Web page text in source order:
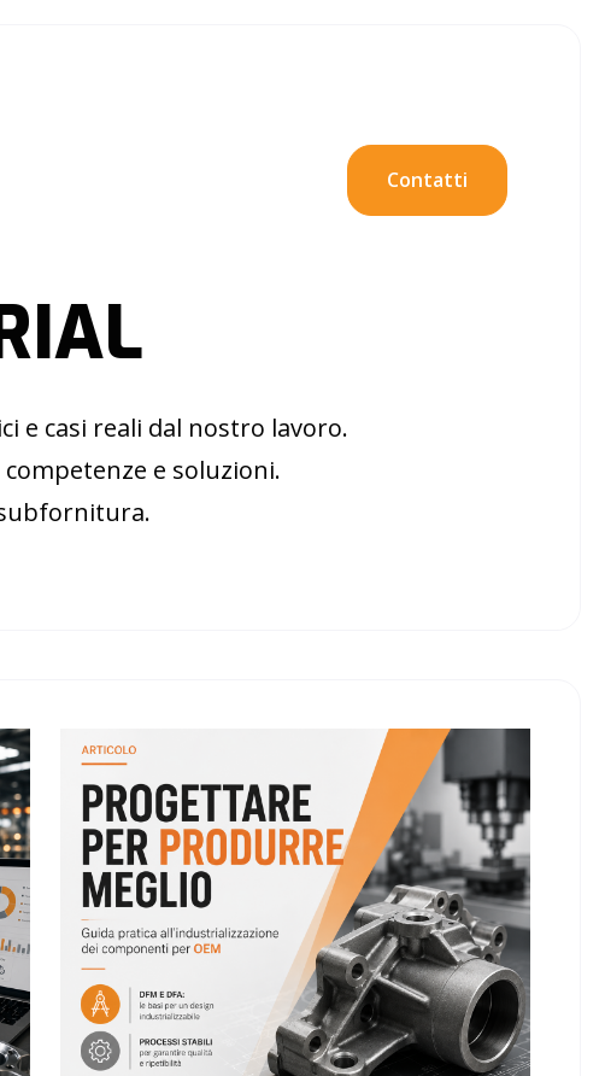
Contatti
e casi reali dal nostro lavoro.
e soluzioni.